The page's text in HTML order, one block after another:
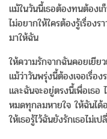
แม้ในวันนี้เธอต้องทนต้อง
ไม่อยากให้ใครต้องรู้เรื่อง
มาให้ฉัน
ให้ความรักจากฉันคอยเยีย
แม้ว่าวันพรุ่งนี้ต้องเจอเรื่อง
และฉันจะอยู่ตรงนี้เพื่อเธอ
หมดทุกลมหายใจ ให้ฉันได้
ให้เธอรู้ไว้ฉันยังรักเธอไม่เ